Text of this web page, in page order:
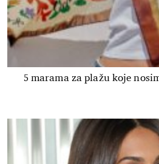
5 marama za plažu koje